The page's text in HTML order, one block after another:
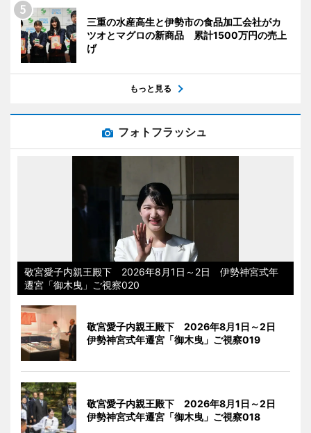
三重の水産高生と伊勢市の食品加工会社がカ
ツオとマグロの新商品 累計1500万円の売上
げ
もっと見る
フォトフラッシュ
敬宮愛子内親王殿下 2026年8月1日～2日 伊勢神宮式年
遷宮「御木曳」ご視察020
敬宮愛子内親王殿下 2026年8月1日～2日
伊勢神宮式年遷宮「御木曳」ご視察019
敬宮愛子内親王殿下 2026年8月1日～2日
伊勢神宮式年遷宮「御木曳」ご視察018